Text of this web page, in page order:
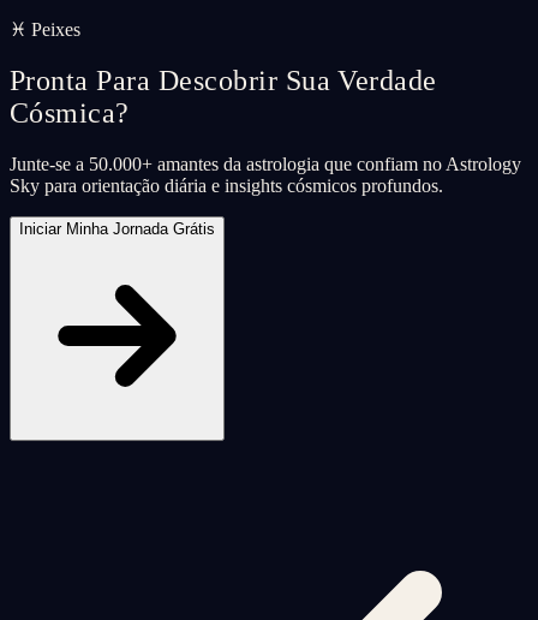
♓ Peixes
Pronta Para Descobrir Sua Verdade
Cósmica?
Junte-se a 50.000+ amantes da astrologia que confiam no Astrology
Sky para orientação diária e insights cósmicos profundos.
Iniciar Minha Jornada Grátis